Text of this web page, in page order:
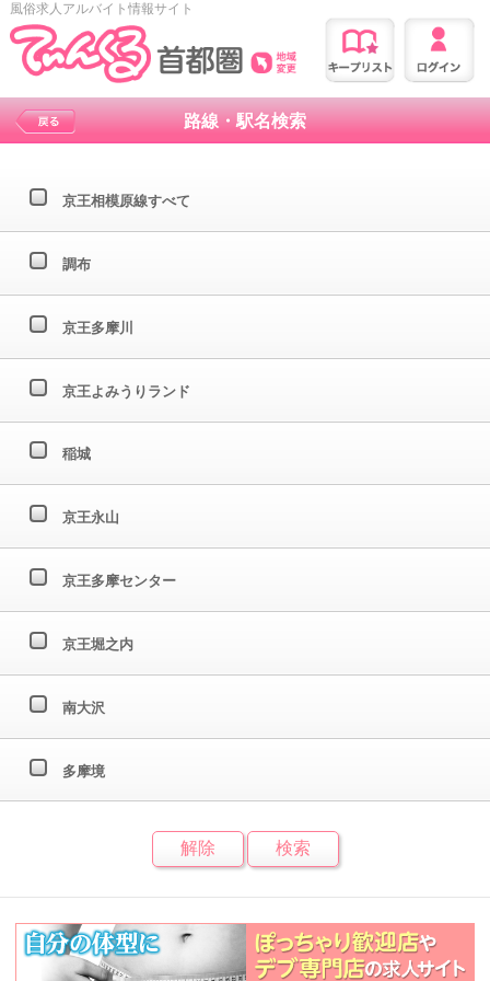
風俗求人アルバイト情報サイト
路線・駅名検索
京王相模原線すべて
調布
京王多摩川
京王よみうりランド
稲城
京王永山
京王多摩センター
京王堀之内
南大沢
多摩境